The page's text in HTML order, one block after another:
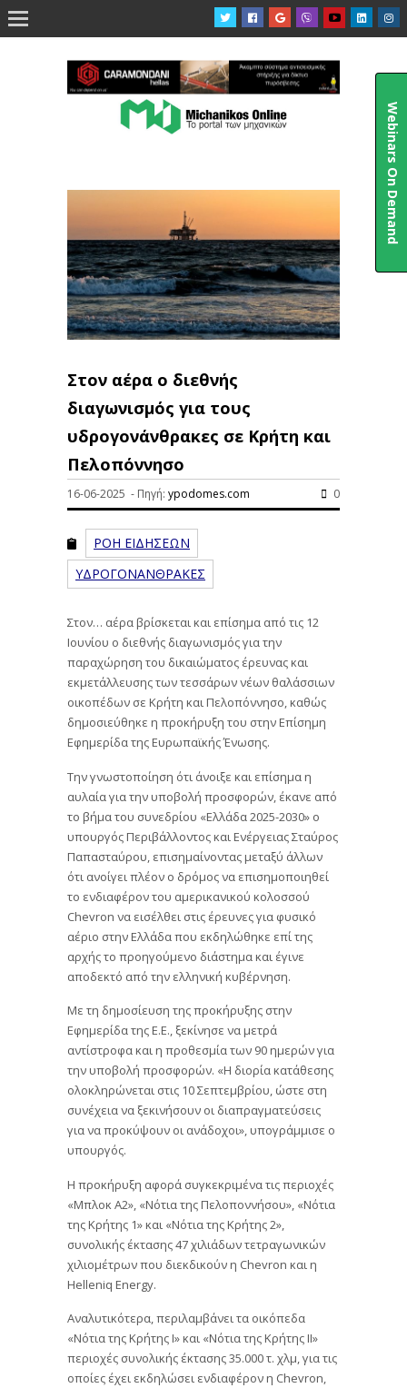

Στον αέρα ο διεθνής
διαγωνισμός για τους
υδρογονάνθρακες σε Κρήτη και
Πελοπόννησο
16-06-2025 - Πηγή: ypodomes.com 0
ΡΟΗ ΕΙΔΗΣΕΩΝ
ΥΔΡΟΓΟΝΑΝΘΡΑΚΕΣ
Στον… αέρα βρίσκεται και επίσημα από τις 12
Ιουνίου ο διεθνής διαγωνισμός για την
παραχώρηση του δικαιώματος έρευνας και
εκμετάλλευσης των τεσσάρων νέων θαλάσσιων
οικοπέδων σε Κρήτη και Πελοπόννησο, καθώς
δημοσιεύθηκε η προκήρυξη του στην Επίσημη
Εφημερίδα της Ευρωπαϊκής Ένωσης.
Την γνωστοποίηση ότι άνοιξε και επίσημα η
αυλαία για την υποβολή προσφορών, έκανε από
το βήμα του συνεδρίου «Ελλάδα 2025-2030» ο
υπουργός Περιβάλλοντος και Ενέργειας Σταύρος
Παπασταύρου, επισημαίνοντας μεταξύ άλλων
ότι ανοίγει πλέον ο δρόμος να επισημοποιηθεί
το ενδιαφέρον του αμερικανικού κολοσσού
Chevron να εισέλθει στις έρευνες για φυσικό
αέριο στην Ελλάδα που εκδηλώθηκε επί της
αρχής το προηγούμενο διάστημα και έγινε
αποδεκτό από την ελληνική κυβέρνηση.
Με τη δημοσίευση της προκήρυξης στην
Εφημερίδα της Ε.Ε., ξεκίνησε να μετρά
αντίστροφα και η προθεσμία των 90 ημερών για
την υποβολή προσφορών. «Η διορία κατάθεσης
ολοκληρώνεται στις 10 Σεπτεμβρίου, ώστε στη
συνέχεια να ξεκινήσουν οι διαπραγματεύσεις
για να προκύψουν οι ανάδοχοι», υπογράμμισε ο
υπουργός.
Η προκήρυξη αφορά συγκεκριμένα τις περιοχές
«Μπλοκ Α2», «Νότια της Πελοποννήσου», «Νότια
της Κρήτης 1» και «Νότια της Κρήτης 2»,
συνολικής έκτασης 47 χιλιάδων τετραγωνικών
χιλιομέτρων που διεκδικούν η Chevron και η
Helleniq Energy.
Αναλυτικότερα, περιλαμβάνει τα οικόπεδα
«Νότια της Κρήτης Ι» και «Νότια της Κρήτης ΙΙ»
περιοχές συνολικής έκτασης 35.000 τ. χλμ, για τις
οποίες έχει εκδηλώσει ενδιαφέρον η Chevron,
Webinars On Demand